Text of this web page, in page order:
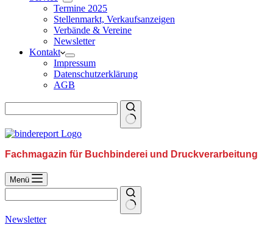
Termine 2025
Stellenmarkt, Verkaufsanzeigen
Verbände & Vereine
Newsletter
Kontakt
Impressum
Datenschutzerklärung
AGB
Fachmagazin für Buchbinderei und Druckverarbeitung
Menü
Newsletter